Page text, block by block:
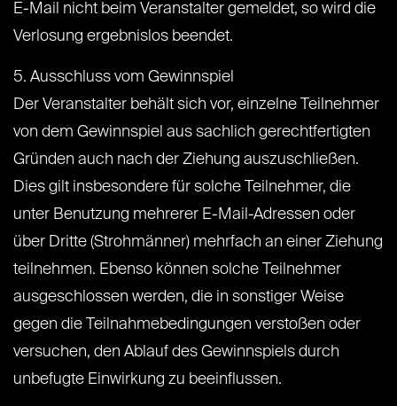
E-Mail nicht beim Veranstalter gemeldet, so wird die
Verlosung ergebnislos beendet.
5. Ausschluss vom Gewinnspiel
Der Veranstalter behält sich vor, einzelne Teilnehmer
von dem Gewinnspiel aus sachlich gerechtfertigten
Gründen auch nach der Ziehung auszuschließen.
Dies gilt insbesondere für solche Teilnehmer, die
unter Benutzung mehrerer E-Mail-Adressen oder
über Dritte (Strohmänner) mehrfach an einer Ziehung
teilnehmen. Ebenso können solche Teilnehmer
ausgeschlossen werden, die in sonstiger Weise
gegen die Teilnahmebedingungen verstoßen oder
versuchen, den Ablauf des Gewinnspiels durch
unbefugte Einwirkung zu beeinflussen.